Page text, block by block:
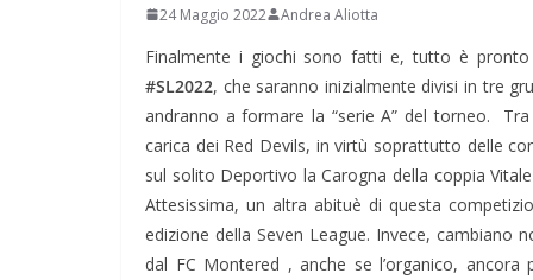
24 Maggio 2022 Andrea Aliotta
Finalmente i giochi sono fatti e, tutto è pronto
#SL2022, che saranno inizialmente divisi in tre
andranno a formare la “serie A” del torneo.
carica dei Red Devils, in virtù soprattutto delle
sul solito Deportivo la Carogna della coppia
Attesissima, un altra abituè di questa
edizione della Seven League. Invece, cambiano
dal FC Montered , anche se l’organico,